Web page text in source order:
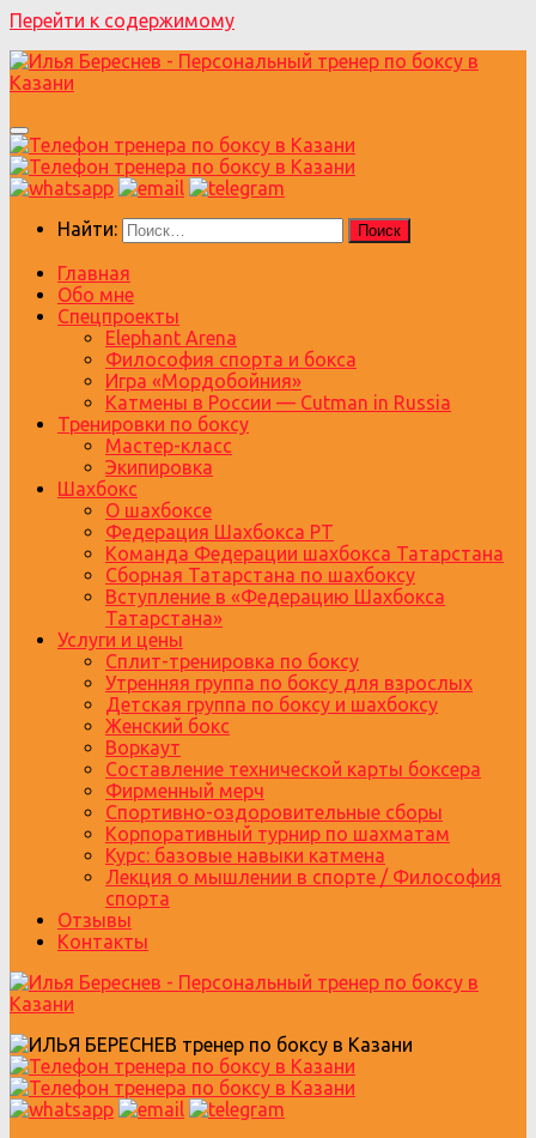
Перейти к содержимому
Найти:
Главная
Обо мне
Спецпроекты
Elephant Arena
Философия спорта и бокса
Игра «Мордобойния»
Катмены в России — Cutman in Russia
Тренировки по боксу
Мастер-класс
Экипировка
Шахбокс
О шахбоксе
Федерация Шахбокса РТ
Команда Федерации шахбокса Татарстана
Сборная Татарстана по шахбоксу
Вступление в «Федерацию Шахбокса
Татарстана»
Услуги и цены
Сплит-тренировка по боксу
Утренняя группа по боксу для взрослых
Детская группа по боксу и шахбоксу
Женский бокс
Воркаут
Составление технической карты боксера
Фирменный мерч
Спортивно-оздоровительные сборы
Корпоративный турнир по шахматам
Курс: базовые навыки катмена
Лекция о мышлении в спорте / Философия
спорта
Отзывы
Контакты